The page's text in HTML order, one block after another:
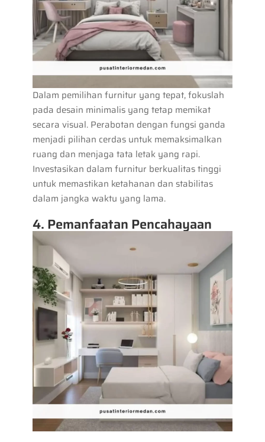
Dalam pemilihan furnitur yang tepat, fokuslah
pada desain minimalis yang tetap memikat
secara visual. Perabotan dengan fungsi ganda
menjadi pilihan cerdas untuk memaksimalkan
ruang dan menjaga tata letak yang rapi.
Investasikan dalam furnitur berkualitas tinggi
untuk memastikan ketahanan dan stabilitas
dalam jangka waktu yang lama.
4. Pemanfaatan Pencahayaan